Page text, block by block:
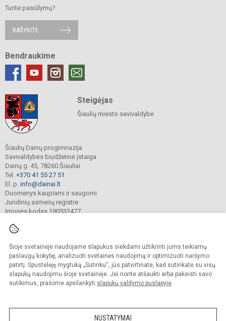
Šioje svetainėje naudojame slapukus siekdami užtikrinti jums teikiamų
paslaugų kokybę, analizuoti svetainės naudojimą ir optimizuoti naršymo
patirtį. Spustelėję mygtuką „Sutinku“, jūs patvirtinate, kad sutinkate su visų
slapukų naudojimu šioje svetainėje. Jei norite atšaukti arba pakeisti savo
sutikimus, prašome apsilankyti slapukų valdymo puslapyje.
NUSTATYMAI
Turite pasiūlymų?
RAŠYKITE
Bendraukime
Steigėjas
Šiaulių miesto savivaldybė
Šiaulių Dainų progimnazija
Savivaldybės biudžetinė įstaiga
Dainų g. 45, 78260 Šiauliai
Tel. +370 41 55 27 51
El. p. info@dainai.lt
Duomenys kaupiami ir saugomi
Juridinių asmenų registre
Įmonės kodas 190532477
© 2023. Šiaulių Dainų progimnazija. Visos teisės saugomos.
Kopijuoti turinį be raštiško gimnazijos sutikimo griežtai draudžiama.
Prieinamumo paraiška Slapukų politika
Sumanus būdas atnaujinti